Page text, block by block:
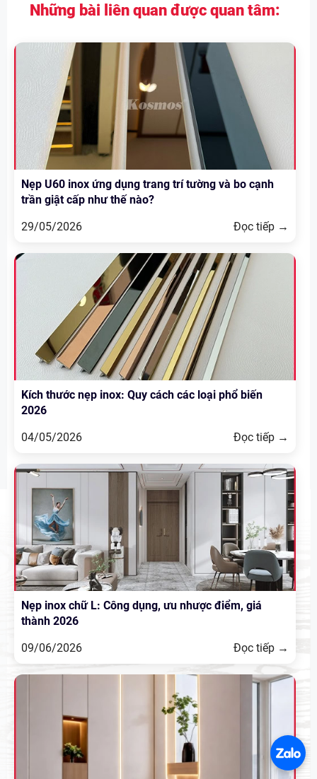
Những bài liên quan được quan tâm:
Nẹp U60 inox ứng dụng trang trí tường và bo cạnh
trần giật cấp như thế nào?
29/05/2026
Đọc tiếp →
Kích thước nẹp inox: Quy cách các loại phổ biến
2026
04/05/2026
Đọc tiếp →
Nẹp inox chữ L: Công dụng, ưu nhược điểm, giá
thành 2026
09/06/2026
Đọc tiếp →